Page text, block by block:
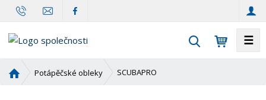
☰
v
Potápěčské obleky SCUBAPRO